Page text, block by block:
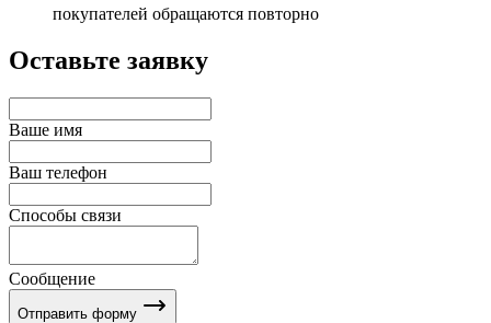
покупателей обращаются повторно
Оставьте заявку
Ваше имя
Ваш телефон
Способы связи
Сообщение
Отправить форму